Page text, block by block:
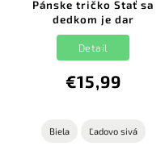
Pánske tričko Stať sa
dedkom je dar
€15,99
Detail
Biela Ľadovo sivá